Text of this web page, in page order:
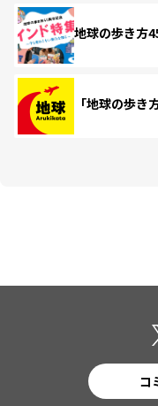
地球の歩き方
「地球の歩き
コ